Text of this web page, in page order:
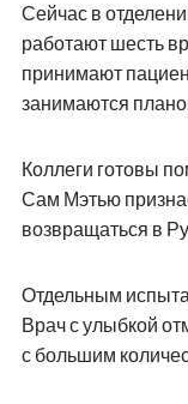
Сейчас в
работают шесть
принимают
занимаются
Коллеги готовы
Сам Мэтью
возвращаться в
Отдельным
Врач с улыбкой
с большим